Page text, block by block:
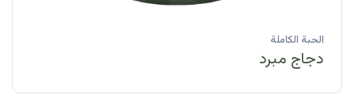
الحبة الكاملة
دجاج مبرد